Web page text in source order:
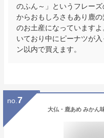
のふん～」というフレー
からおもしろさもあり鹿
のお土産になっています
いており中にピーナツが
ン以内で買えます。
no. 7
大仏・鹿あめ みかん